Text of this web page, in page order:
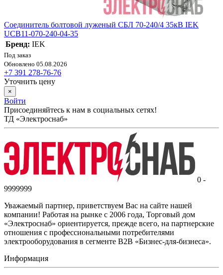
Соединитель болтовой луженый СБЛ 70-240/4 35кВ IEK
UCB11-070-240-04-35
Бренд: IEK
Под заказ
Обновлено 05.08.2026
+7 391 278-76-76
Уточнить цену
×
Войти
Присоединяйтесь к нам в социальных сетях!
ТД «Электроснаб»
0 -
9999999
Уважаемый партнер, приветствуем Вас на сайте нашей
компании! Работая на рынке с 2006 года, Торговый дом
«Электроснаб» ориентируется, прежде всего, на партнерские
отношения с профессиональными потребителями
электрооборудования в сегменте B2B «Бизнес-для-бизнеса».
Информация